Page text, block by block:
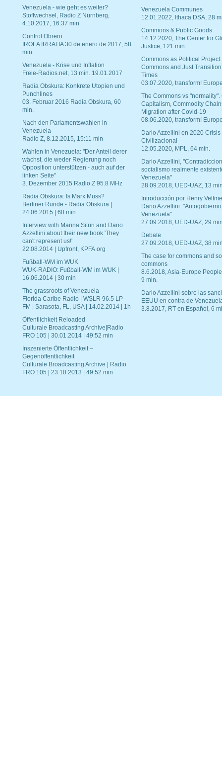
Venezuela - wie geht es weiter?
Stoffwechsel, Radio Z Nürnberg,
4.10.2017, 16:37 min
Control Obrero
IROLA IRRATIA 30 de enero de 2017, 58
min.
Venezuela - Krise und Inflation
Freie-Radios.net, 13 min. 19.01.2017
Radia Obskura: Konkrete Utopien und
Punchlines
03. Februar 2016 Radia Obskura, 60
min.
Nach den Parlamentswahlen in
Venezuela
Radio Z, 8.12.2015, 15:11 min
Wahlen in Venezuela: "Der Anteil derer
wächst, die weder Regierung noch
Opposition unterstützen - auch auf der
linken Seite"
3. Dezember 2015 Radio Z 95.8 MHz
Radia Obskura: Is Marx Muss?
Berliner Runde - Radia Obskura |
24.06.2015 | 60 min.
Interview with Marina Sitrin and Dario
Azzellini about their new book 'They
can't represent us!'
22.08.2014 | Upfront, KPFA.org
Fußball-WM im WUK
WUK-RADIO: Fußball-WM im WUK |
16.06.2014 | 30 min
The grassroots of Venezuela
Florida Caribe Radio | WSLR 96.5 LP
FM | Sarasota, FL, USA | 14.02.2014 | 1h
Öffentlichkeit Reloaded
Culturale Broadcasting Archive|Radio
FRO 105 | 30.01.2014 | 49:52 min
Inszenierte Öffentlichkeit –
Gegenöffentlichkeit
Culturale Broadcasting Archive | Radio
FRO 105 | 23.10.2013 | 49:52 min
Venezuela Communes
12.01.2022, Ithaca DSA, 28
Commons & Public Goods
14.12.2020, The Center for
Justice, 121 min.
Commons as Political Project:
Commons and Just
Times
03.07.2020, transform!
The Commons vs "normality".
Capitalism, Commodity
Migration after Covid-19
08.06.2020, transform!
Dario Azzellini en 2020 Crisis
Civilizacional
12.05.2020, MPL, 64 min.
Dario Azzellini,
socialismo realmente
Venezuela"
28.09.2018, UED-UAZ, 13
Introducción por Henry
Dario Azzellini:
Venezuela"
27.09.2018, UED-UAZ, 29
Debate
27.09.2018, UED-UAZ, 38
The case for commons and
commons
8.6.2018, Asia-Europe
9 min.
Dario Azzellini sobre las
EEUU en contra de
3.8.2017, RT en Español, 6